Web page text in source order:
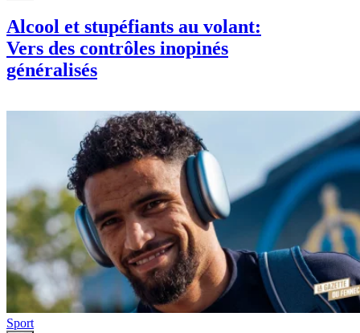
Alcool et stupéfiants au volant:
Vers des contrôles inopinés
généralisés
Sport